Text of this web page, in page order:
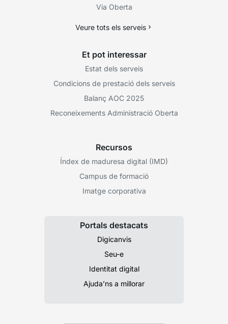
Via Oberta
Veure tots els serveis
Et pot interessar
Estat dels serveis
Condicions de prestació dels serveis
Balanç AOC 2025
Reconeixements Administració Oberta
Recursos
Índex de maduresa digital (IMD)
Campus de formació
Imatge corporativa
Portals destacats
Digicanvis
Seu-e
Identitat digital
Ajuda’ns a millorar